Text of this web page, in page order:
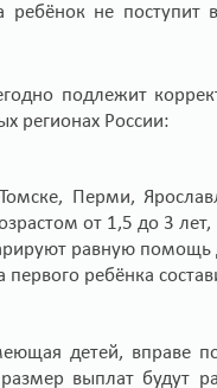
не поступит
подлежит
регионах России:
Томске, Перми,
от 1,5 до 3
равную помощь
ребёнка
детей, вправе
выплат будут